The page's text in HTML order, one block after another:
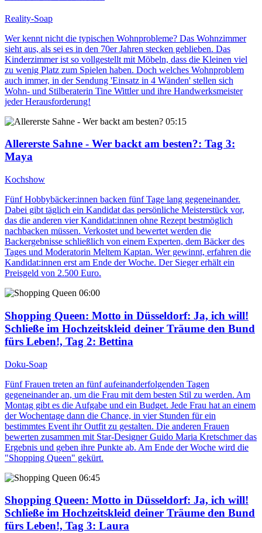
Reality-Soap
Wer kennt nicht die typischen Wohnprobleme? Das Wohnzimmer
sieht aus, als sei es in den 70er Jahren stecken geblieben. Das
Kinderzimmer ist so vollgestellt mit Möbeln, dass die Kleinen viel
zu wenig Platz zum Spielen haben. Doch welches Wohnproblem
auch immer, in der Sendung 'Einsatz in 4 Wänden' stellen sich
Wohn- und Stilberaterin Tine Wittler und ihre Handwerksmeister
jeder Herausforderung!
05:15
Allererste Sahne - Wer backt am besten?: Tag 3:
Maya
Kochshow
Fünf Hobbybäcker:innen backen fünf Tage lang gegeneinander.
Dabei gibt täglich ein Kandidat das persönliche Meisterstück vor,
das die anderen vier Kandidat:innen ohne Rezept bestmöglich
nachbacken müssen. Verkostet und bewertet werden die
Backergebnisse schließlich von einem Experten, dem Bäcker des
Tages und Moderatorin Meltem Kaptan. Wer gewinnt, erfahren die
Kandidat:innen erst am Ende der Woche. Der Sieger erhält ein
Preisgeld von 2.500 Euro.
06:00
Shopping Queen: Motto in Düsseldorf: Ja, ich will!
Schließe im Hochzeitskleid deiner Träume den Bund
fürs Leben!, Tag 2: Bettina
Doku-Soap
Fünf Frauen treten an fünf aufeinanderfolgenden Tagen
gegeneinander an, um die Frau mit dem besten Stil zu werden. Am
Montag gibt es die Aufgabe und ein Budget. Jede Frau hat an einem
der Wochentage dann die Chance, in vier Stunden für ein
bestimmtes Event ihr Outfit zu gestalten. Die anderen Frauen
bewerten zusammen mit Star-Designer Guido Maria Kretschmer das
Ergebnis und geben ihre Punkte ab. Am Ende der Woche wird die
"Shopping Queen" gekürt.
06:45
Shopping Queen: Motto in Düsseldorf: Ja, ich will!
Schließe im Hochzeitskleid deiner Träume den Bund
fürs Leben!, Tag 3: Laura